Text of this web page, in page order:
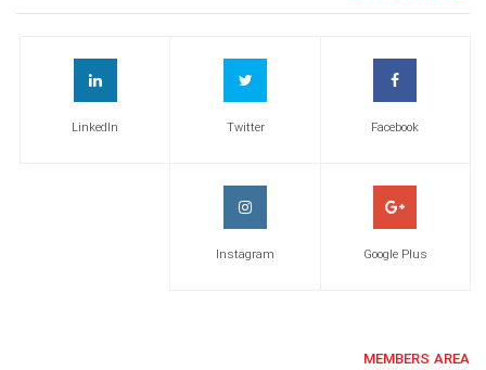
Facebook
Twitter
LinkedIn
Google Plus
Instagram
MEMBERS AREA